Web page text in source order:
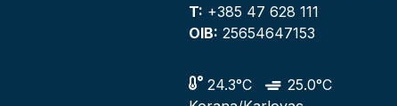
T: +385 47 628 111
OIB: 25654647153
24.3°C
25.0°C